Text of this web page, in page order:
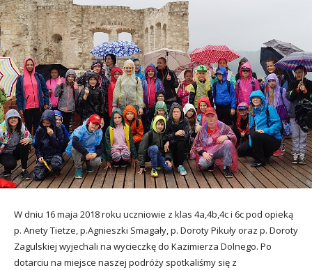
W dniu 16 maja 2018 roku uczniowie z klas 4a,4b,4c i 6c pod opieką
p. Anety Tietze, p.Agnieszki Smagały, p. Doroty Pikuły oraz p. Doroty
Zagulskiej wyjechali na wycieczkę do Kazimierza Dolnego. Po
dotarciu na miejsce naszej podróży spotkaliśmy się z